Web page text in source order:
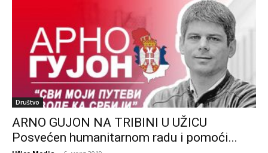
Društvo
ARNO GUJON NA TRIBINI U UŽICU
Posvećen humanitarnom radu i pomoći...